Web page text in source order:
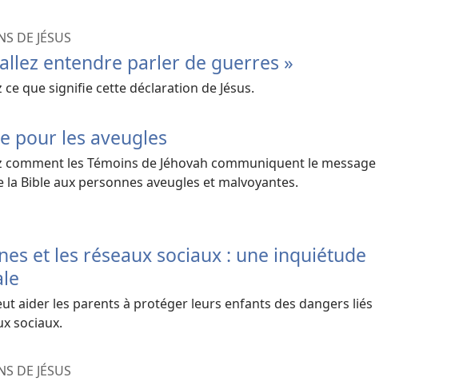
DE JÉSUS
entendre parler de guerres »
ce que signifie cette déclaration de Jésus.
pour les aveugles
comment les Témoins de Jéhovah communiquent le message
la Bible aux personnes aveugles et malvoyantes.
et les réseaux sociaux : une inquiétude
aider les parents à protéger leurs enfants des dangers liés
sociaux.
DE JÉSUS